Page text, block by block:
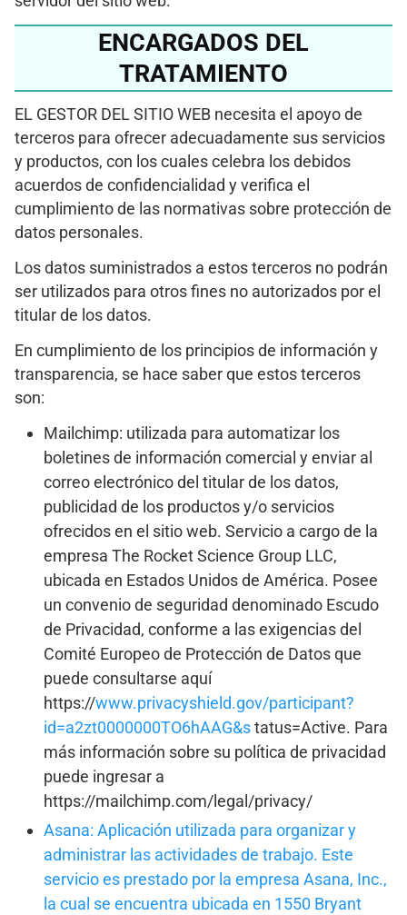
ENCARGADOS DEL
TRATAMIENTO
EL GESTOR DEL SITIO WEB necesita el apoyo de
terceros para ofrecer adecuadamente sus servicios
y productos, con los cuales celebra los debidos
acuerdos de confidencialidad y verifica el
cumplimiento de las normativas sobre protección de
datos personales.
Los datos suministrados a estos terceros no podrán
ser utilizados para otros fines no autorizados por el
titular de los datos.
En cumplimiento de los principios de información y
transparencia, se hace saber que estos terceros
son:
Mailchimp: utilizada para automatizar los
boletines de información comercial y enviar al
correo electrónico del titular de los datos,
publicidad de los productos y/o servicios
ofrecidos en el sitio web. Servicio a cargo de la
empresa The Rocket Science Group LLC,
ubicada en Estados Unidos de América. Posee
un convenio de seguridad denominado Escudo
de Privacidad, conforme a las exigencias del
Comité Europeo de Protección de Datos que
puede consultarse aquí
https://www.privacyshield.gov/participant?
id=a2zt0000000TO6hAAG&status=Active. Para
más información sobre su política de privacidad
puede ingresar a
https://mailchimp.com/legal/privacy/
Asana: Aplicación utilizada para organizar y
administrar las actividadesde trabajo. Este
servicio es prestado por la empresa Asana, Inc.,
la cual se encuentra ubicada en 1550 Bryant